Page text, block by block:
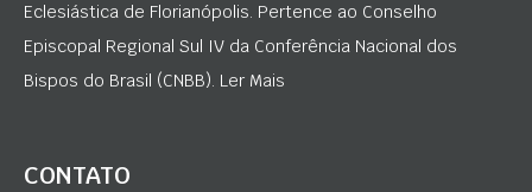
Eclesiástica de Florianópolis. Pertence ao Conselho
Episcopal Regional Sul IV da Conferência Nacional dos
Bispos do Brasil (CNBB). Ler Mais
CONTATO